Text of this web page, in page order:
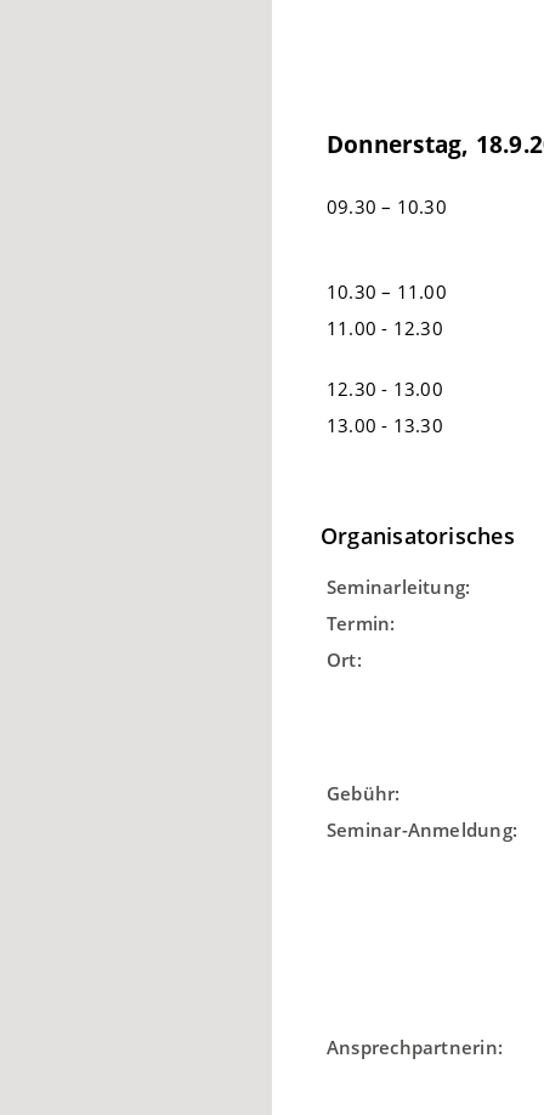
Donnerstag,
09.30 – 10.30
10.30 – 11.00
11.00 - 12.30
12.30 - 13.00
13.00 - 13.30
Organisatorisches
Seminarleitung:
Termin:
Ort:
Gebühr:
Seminar-Anmeldung:
Ansprechpartnerin: